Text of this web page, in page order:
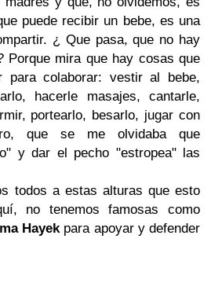
puede recibir un bebe, es una
¿ Que pasa, que no hay
Porque mira que hay cosas que
para colaborar: vestir al bebe,
hacerle masajes, cantarle,
portearlo, besarlo, jugar con
que se me olvidaba que
y dar el pecho "estropea" las
todos a estas alturas que esto
no tenemos famosas como
Hayekpara apoyar y defender